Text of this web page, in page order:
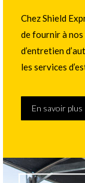
Chez Shield
de fournir à
d’entretien
les services
En savoir plus